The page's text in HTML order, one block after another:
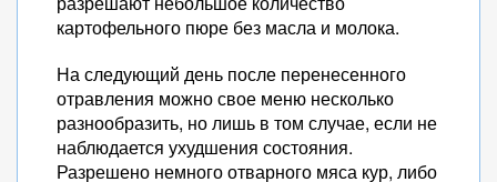
картофельного пюре без масла и молока.
На следующий день после перенесенного
отравления можно свое меню несколько
разнообразить, но лишь в том случае, если не
наблюдается ухудшения состояния.
Разрешено немного отварного мяса кур, либо